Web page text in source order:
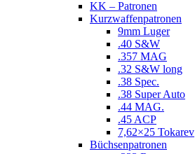
KK – Patronen
Kurzwaffenpatronen
9mm Luger
.40 S&W
.357 MAG
.32 S&W long
.38 Spec.
.38 Super Auto
.44 MAG.
.45 ACP
7,62×25 Tokarev
Büchsenpatronen